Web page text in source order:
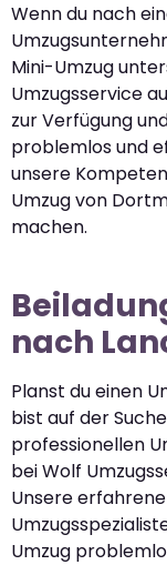
Wenn du nach
Mini-Umzug
Umzugsservice
zur Verfügung
problemlos und
unsere
Umzug von
machen.
nach
Planst du einen
bist auf der
professionellen
bei Wolf
Unsere
Umzug